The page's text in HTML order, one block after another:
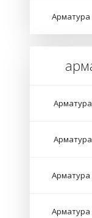
Арматура
Арматура
Арматура